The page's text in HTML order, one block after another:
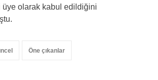
üye olarak kabul edildiğini
Öne çıkanlar